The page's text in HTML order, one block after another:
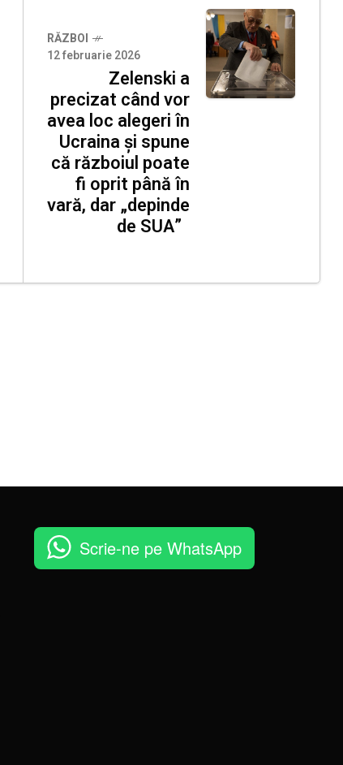
RĂZBOI
12 februarie 2026
Zelenski a
precizat când vor
avea loc alegeri în
Ucraina și spune
că războiul poate
fi oprit până în
vară, dar „depinde
de SUA”
Scrie-ne pe WhatsApp